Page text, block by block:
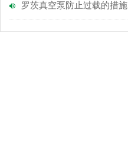
罗茨真空泵防止过载的措施